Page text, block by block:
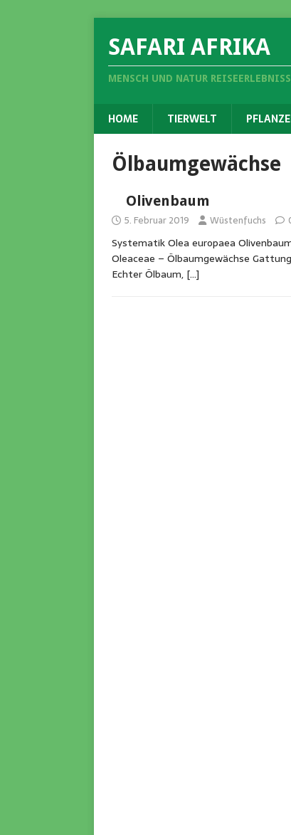
SAFARI AFRIKA
MENSCH UND NATUR
HOME TIERWELT
Ölbaumgewächse
Olivenbaum
5. Februar 2019 Wüstenfuchs
Systematik Olea europaea
Oleaceae – Ölbaumgewächse
Echter Ölbaum, […]